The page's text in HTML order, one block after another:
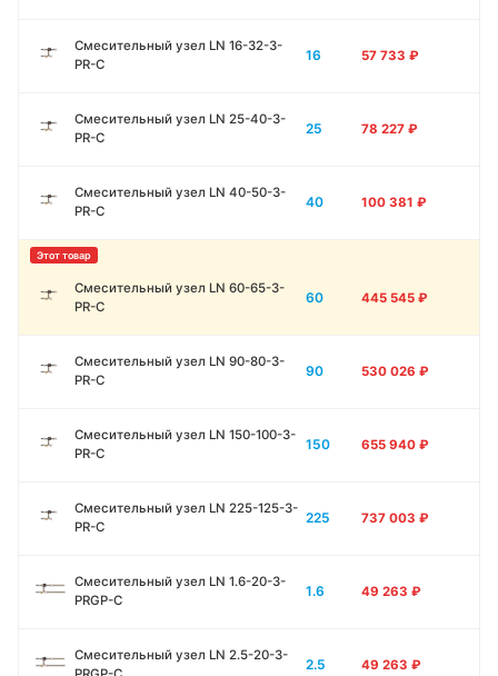
Смесительный узел LN 16-32-3-
PR-C
16 57 733 ₽
Смесительный узел LN 25-40-3-
PR-C
25 78 227 ₽
Смесительный узел LN 40-50-3-
PR-C
40 100 381 ₽
Смесительный узел LN 60-65-3-
PR-C
60 445 545 ₽
Смесительный узел LN 90-80-3-
PR-C
90 530 026 ₽
Смесительный узел LN 150-100-3-
PR-C
150 655 940 ₽
Смесительный узел LN 225-125-3-
PR-C
225 737 003 ₽
Смесительный узел LN 1.6-20-3-
PRGP-C
1.6 49 263 ₽
Смесительный узел LN 2.5-20-3-
2.5 49 263 ₽